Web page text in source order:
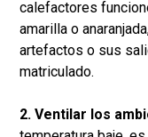
calefactores
amarilla o
artefactos o sus
matriculado.
2. Ventilar los